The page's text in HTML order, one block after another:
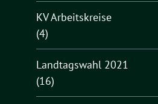
KV Arbeitskreise
(4)
Landtagswahl 2021
(16)